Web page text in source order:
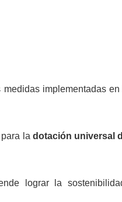
implementadas
la dotación universal
lograr la